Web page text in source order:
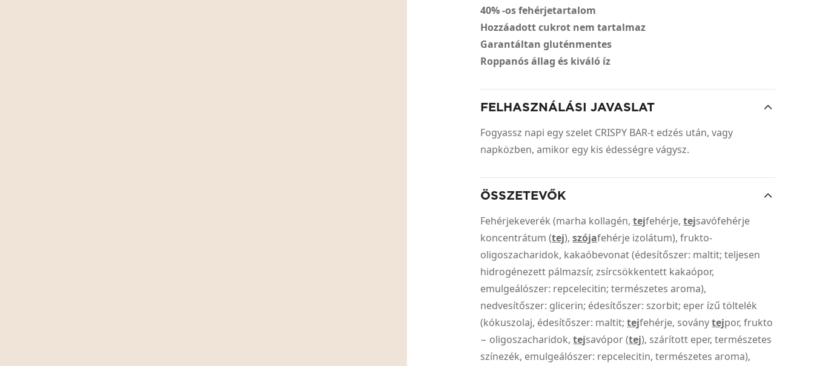
40% -os fehérjetartalom
Hozzáadott cukrot nem tartalmaz
Garantáltan gluténmentes
Roppanós állag és kiváló íz
FELHASZNÁLÁSI JAVASLAT
Fogyassz napi egy szelet CRISPY BAR-t edzés után, vagy
napközben, amikor egy kis édességre vágysz.
ÖSSZETEVŐK
Fehérjekeverék (marha kollagén,tejfehérje,tejsavófehérje
koncentrátum (tej),szójafehérje izolátum), frukto-
oligoszacharidok, kakaóbevonat (édesítőszer: maltit; teljesen
hidrogénezett pálmazsír, zsírcsökkentett kakaópor,
emulgeálószer: repcelecitin; természetes aroma),
nedvesítőszer: glicerin; édesítőszer: szorbit; eper ízű töltelék
(kókuszolaj, édesítőszer: maltit;tejfehérje, soványtejpor, frukto
− oligoszacharidok,tejsavópor (tej), szárított eper, természetes
színezék, emulgeálószer: repcelecitin, természetes aroma),